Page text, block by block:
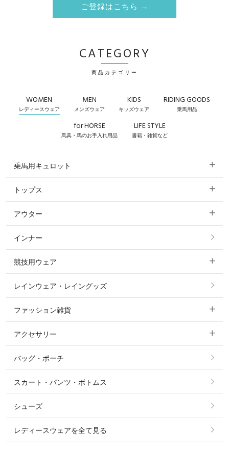
ご登録はこちら →
CATEGORY
商品カテゴリー
WOMEN
レディースウェア
MEN
メンズウェア
KIDS
キッズウェア
RIDING GOODS
乗馬用品
for HORSE
馬具・馬のお手入れ用品
LIFE STYLE
書籍・雑貨など
乗馬用キュロット
すべてのキュロット
フルグリップ・尻革 キュロット
ニーグリップ・膝革 キュロット
トップス
すべてのトップス
ポロシャツ
カットソー・Tシャツ・タンクトップ
パーカー・トレーナー・スウェット
ニット・セーター
シャツ・ブラウス・ワンピース
アウター
すべてのアウター
コート
ジャケット・ブルゾン
その他 アウター
インナー
競技用ウェア
すべての競技用ウェア
ショージャケット
ショーシャツ
レインウェア・レイングッズ
ファッション雑貨
すべてのファッション雑貨
ソックス
ベルト
マフラー・スカーフ・ストール・スヌード
アクセサリー
すべてのアクセサリー
リング
ピアス・イヤリング
バッグ・ポーチ
スカート・パンツ・ボトムス
シューズ
レディースウェアを全て見る